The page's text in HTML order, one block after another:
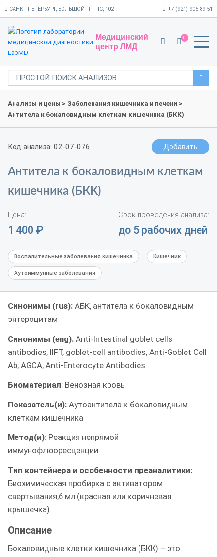
САНКТ-ПЕТЕРБУРГ, БОЛЬШОЙ ПР. ПС, 102 +7 (921) 905-89-51
Медицинский
центр ЛМД
0
Анализы и цены > Заболевания кишечника и печени >
Антитела к бокаловидным клеткам кишечника (БКК)
Код анализа: 02-07-076 Добавить
Антитела к бокаловидным клеткам
кишечника (БКК)
Цена:
1 400 ₽
Срок проведения анализа:
до 5 рабочих дней
Воспалительные заболевания кишечника Кишечник
Аутоиммунные заболевания
Синонимы (rus): АБК, антитела к бокаловидным
энтероцитам
Синонимы (eng): Anti-Intestinal goblet cells
antibodies, IIFT, goblet-cell antibodies, Anti-Goblet Cell
Ab, AGCA, Anti-Enterocyte Antibodies
Биоматериал: Венозная кровь
Показатель(и): Аутоантитела к бокаловидным
клеткам кишечника
Метод(и): Реакция непрямой
иммунофлюоресценции
Тип контейнера и особенности преаналитики:
Биохимическая пробирка с активатором
свертывания,6 мл (красная или коричневая
крышечка)
Описание
Бокаловидные клетки кишечника (БКК) – это